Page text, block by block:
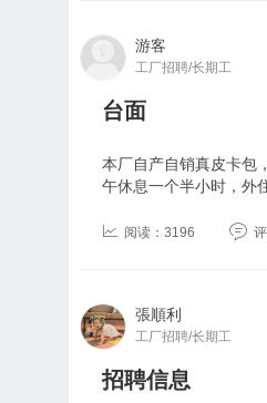
游客
工厂招聘/长期工
台面
本厂自产自销真皮卡包
午休息一个半小时，外
阅读：3196
張順利
工厂招聘/长期工
招聘信息